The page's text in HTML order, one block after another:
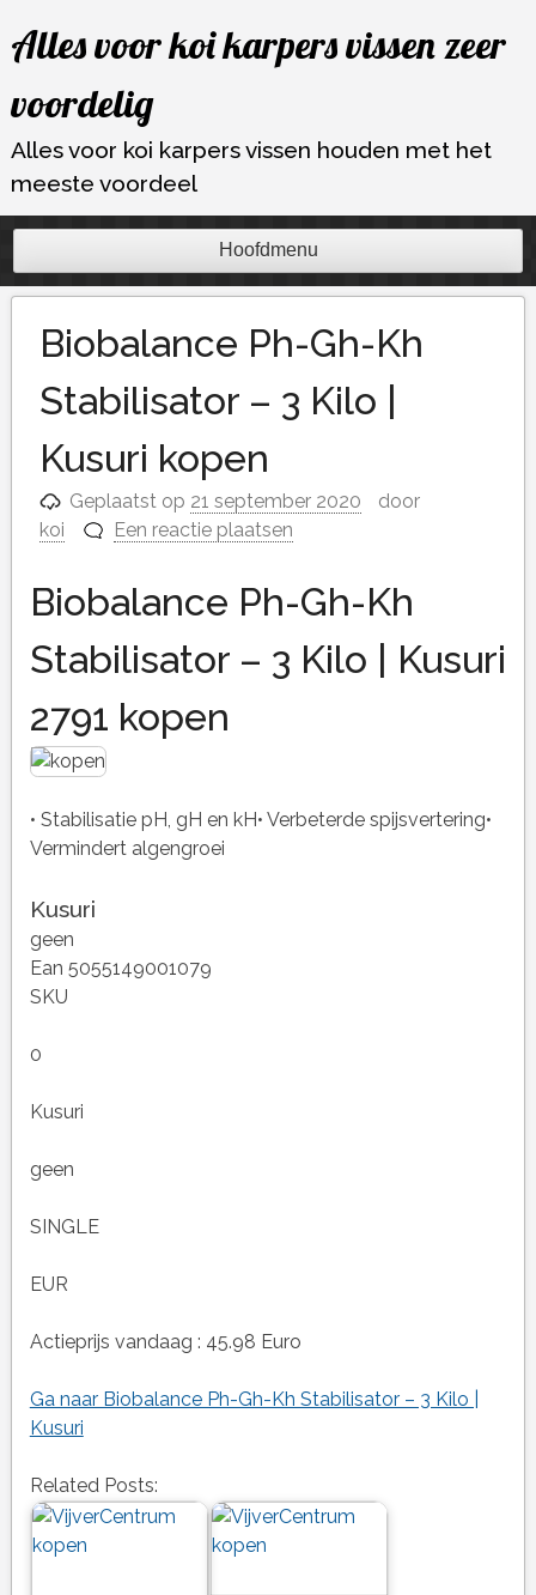
naar
inhoud
Alles voor koi karpers vissen zeer
voordelig
Alles voor koi karpers vissen houden met het
meeste voordeel
Hoofdmenu
Biobalance Ph-Gh-Kh
Stabilisator – 3 Kilo |
Kusuri kopen
Geplaatst op 21 september 2020
door
koi
Een reactie plaatsen
Biobalance Ph-Gh-Kh
Stabilisator – 3 Kilo | Kusuri
2791 kopen
• Stabilisatie pH, gH en kH• Verbeterde spijsvertering•
Vermindert algengroei
Kusuri
geen
Ean 5055149001079
SKU
0
Kusuri
geen
SINGLE
EUR
Actieprijs vandaag : 45.98 Euro
Ga naar Biobalance Ph-Gh-Kh Stabilisator – 3 Kilo |
Kusuri
Related Posts: